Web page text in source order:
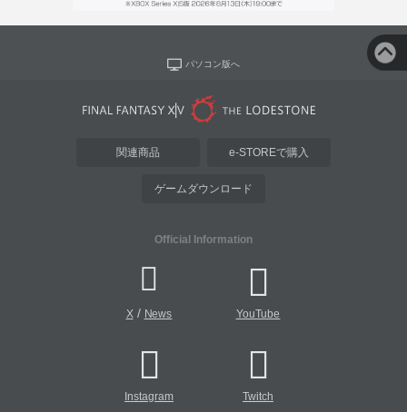
パソコン版へ
関連商品 e-STOREで購入
ゲームダウンロード
Official Information
X/ News YouTube
Instagram Twitch